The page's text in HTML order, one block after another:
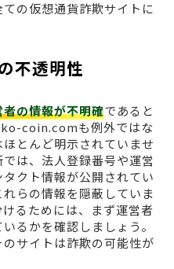
の仮想通貨詐欺サイトに
不透明性
者の情報が不明確であると
coin.comも例外ではな
とんど明示されていませ
は、法人登録番号や運営
クト情報が公開されてい
らの情報を隠蔽していま
るためには、まず運営者
るかを確認しましょう。
サイトは詐欺の可能性が